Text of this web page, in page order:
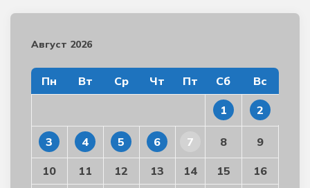
Август 2026
Пн Вт Ср Чт Пт Сб Вс
1 2
3 4 5 6 7 8 9
10 11 12 13 14 15
16